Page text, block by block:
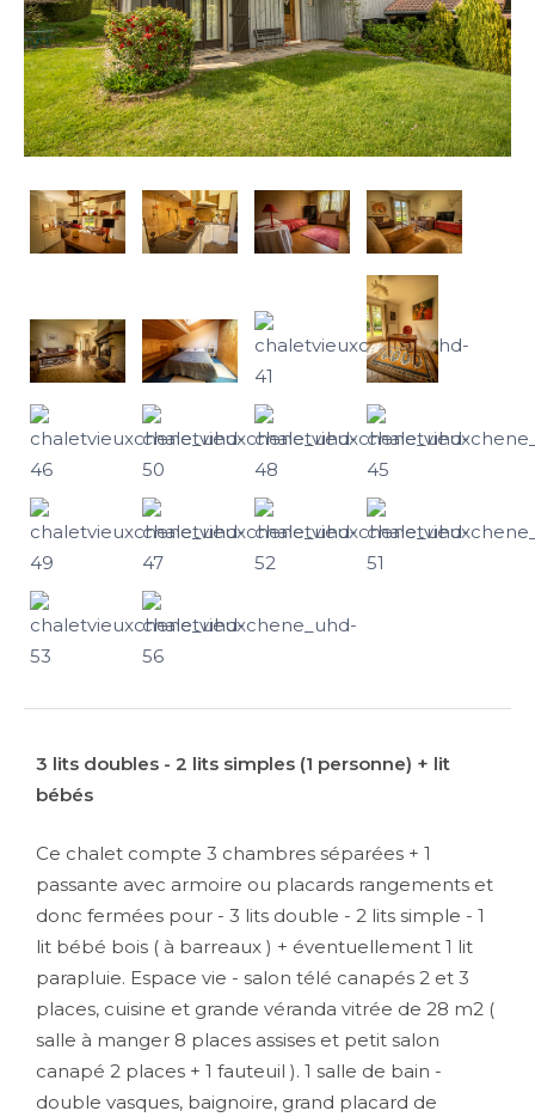
3 lits doubles - 2 lits simples (1 personne) + lit
bébés
Ce chalet compte 3 chambres séparées + 1
passante avec armoire ou placards rangements et
donc fermées pour - 3 lits double - 2 lits simple - 1
lit bébé bois ( à barreaux ) + éventuellement 1 lit
parapluie. Espace vie - salon télé canapés 2 et 3
places, cuisine et grande véranda vitrée de 28 m2 (
salle à manger 8 places assises et petit salon
canapé 2 places + 1 fauteuil ). 1 salle de bain -
double vasques, baignoire, grand placard de